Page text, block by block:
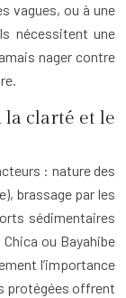
vagues, ou à une
nécessitent une
nager contre
la clarté et le
: nature des
brassage par les
sédimentaires
ou Bayahibe
l’importance
protégées offrent